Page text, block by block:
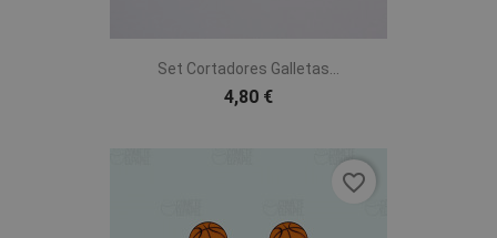
Set Cortadores Galletas...
4,80 €
favorite_border